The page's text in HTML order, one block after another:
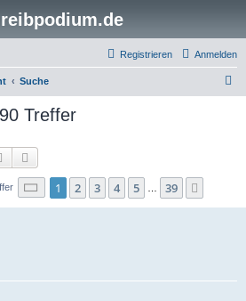
Anmelden
Registrieren
Suche
Treffer
Suche
Seite 1von 39
1 2 3 4 5 39